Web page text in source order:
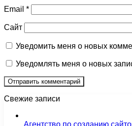
Email *
Сайт
Уведомить меня о новых
Уведомлять меня о новых
Свежие записи
Агентство по созданию